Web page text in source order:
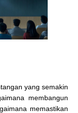
yang semakin
membangun
memastikan